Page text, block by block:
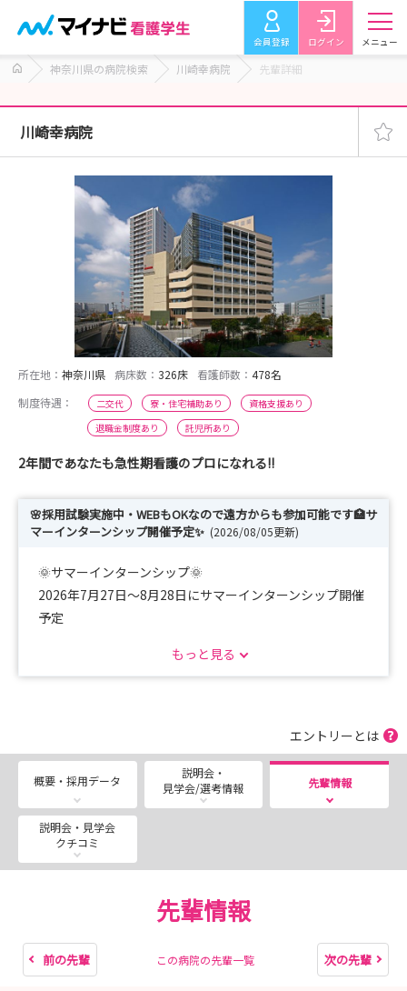
会員登録 ログイン メニュー
神奈川県の病院検索 川崎幸病院 先輩詳細
川崎幸病院
所在地： 神奈川県 病床数： 326床 看護師数： 478名
制度待遇：
二交代 寮・住宅補助あり
資格支援あり
退職金制度あり
託児所あり
2年間であなたも急性期看護のプロになれる!!
🌸採用試験実施中・WEBもOKなので遠方からも参加可能です🏥サ
マーインターンシップ開催予定✨ (2026/08/05更新)
🌞サマーインターンシップ🌞
2026年7月27日～8月28日にサマーインターンシップ開催
予定
いろんなコースがあるので興味のある部署を実際に見て知
採用担当から病院の特徴や教育体制、福利厚生についてお
伝えします
気になることをどんどん聞いてくださいね👌
https://saiwaihp-nurse.jp/recruit/internship.php
--------------------
当初の採用予定人数に達したため、誠に勝手ながら7月18
今年度の新卒募集および選考をすべて終了させていただく
こととなりました。
もっと見る
エントリーとは
概要・採用データ
説明会・
見学会/選考情報
先輩情報
説明会・見学会
クチコミ
先輩情報
前の先輩 この病院の先輩一覧 次の先輩